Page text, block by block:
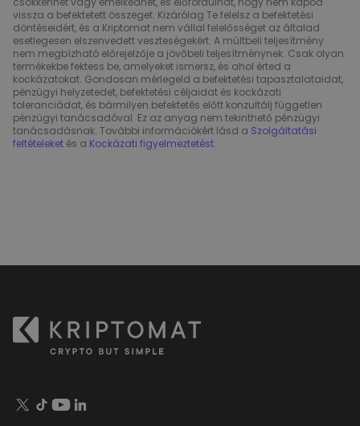
vissza a befektetett összeget. Kizárólag Te felelsz a befektetési
döntéseidért, és a Kriptomat nem vállal felelősséget az általad
esetlegesen elszenvedett veszteségekért. A múltbeli teljesítmény
nem megbízható előrejelzője a jövőbeli teljesítménynek. Csak olyan
termékekbe fektess be, amelyeket ismersz, és ahol érted a
kockázatokat. Gondosan mérlegeld a befektetési tapasztalataidat,
pénzügyi helyzetedet, befektetési céljaidat és kockázati
toleranciádat, és bármilyen befektetés előtt konzultálj független
pénzügyi tanácsadóval. Ez az anyag nem tekinthető pénzügyi
tanácsadásnak. További információkért lásd a Szolgáltatási
feltételeket és a Kockázati figyelmeztetést.